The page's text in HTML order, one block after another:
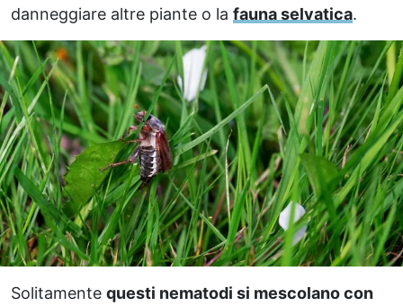
danneggiare altre piante o la fauna selvatica.
Solitamente questi nematodi si mescolano con